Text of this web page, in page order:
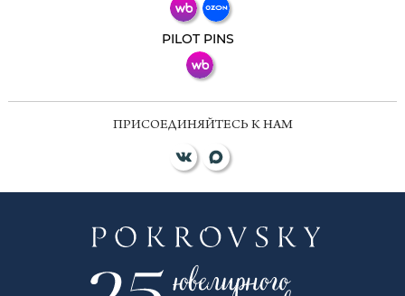
PILOT PINS
ПРИСОЕДИНЯЙТЕСЬ К НАМ